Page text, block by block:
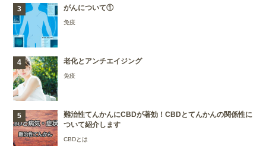
がんについて①
免疫
老化とアンチエイジング
免疫
難治性てんかんにCBDが著効！CBDとてんかんの関係性に
ついて紹介します
CBDとは